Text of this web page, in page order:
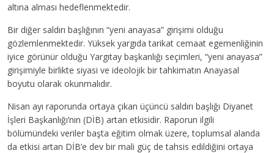
altına alması hedeflenmektedir.
Bir diğer saldırı başlığının “yeni anayasa” girişimi olduğu
gözlemlenmektedir. Yüksek yargıda tarikat cemaat egemenliğinin
iyice görünür olduğu Yargıtay başkanlığı seçimleri, “yeni anayasa”
girişimiyle birlikte siyasi ve ideolojik bir tahkimatın Anayasal
boyutu olarak okunmalıdır.
Nisan ayı raporunda ortaya çıkan üçüncü saldırı başlığı Diyanet
İşleri Başkanlığı’nın (DİB) artan etkisidir. Raporun ilgili
bölümündeki veriler başta eğitim olmak üzere, toplumsal alanda
da etkisi artan DİB’e dev bir mali güç de tahsis edildiğini ortaya